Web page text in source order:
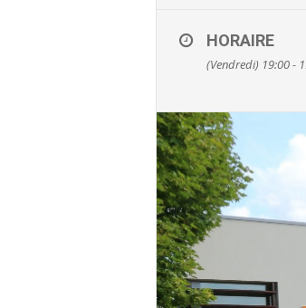
Infos &
En savoir plus
HORAIRE
(Vendredi) 19:00 -